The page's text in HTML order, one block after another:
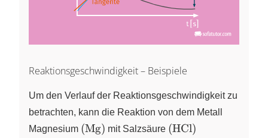
Reaktionsgeschwindigkeit – Beispiele
Um den Verlauf der Reaktionsgeschwindigkeit zu
betrachten, kann die Reaktion von dem Metall
Magnesium (\ce{Mg})
(Mg) mit Salzsäure (\ce{HCl})
(HCl)